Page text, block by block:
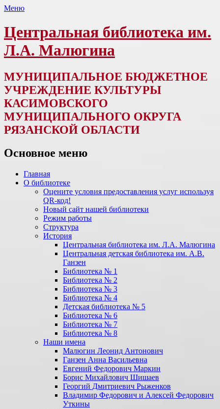
Меню
Центральная библиотека им.
Л.А. Малюгина
МУНИЦИПАЛЬНОЕ БЮДЖЕТНОЕ
УЧРЕЖДЕНИЕ КУЛЬТУРЫ
КАСИМОВСКОГО
МУНИЦИПАЛЬНОГО ОКРУГА
РЯЗАНСКОЙ ОБЛАСТИ
Основное меню
Перейти
содержимому
Главная
О библиотеке
Оцените условия предоставления услуг используя
QR-код!
Новый сайт нашей библиотеки
Режим работы
Структура
История
Центральная библиотека им. Л.А. Малюгина
Центральная детская библиотека им. А.В.
Ганзен
Библиотека № 1
Библиотека № 2
Библиотека № 3
Библиотека № 4
Детская библиотека № 5
Библиотека № 6
Библиотека № 7
Библиотека № 8
Наши имена
Малюгин Леонид Антонович
Ганзен Анна Васильевна
Евгений Федорович Маркин
Борис Михайлович Шишаев
Георгий Дмитриевич Рыженков
Владимир Федорович и Алексей Федорович
Уткины